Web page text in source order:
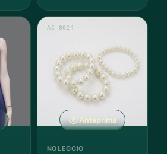
Anteprima
AC 0024
NOLEGGIO